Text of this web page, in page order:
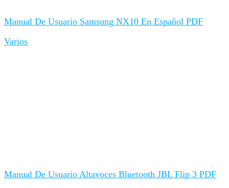
Manual De Usuario Samsung NX10 En Español PDF
Varios
Manual De Usuario Altavoces Bluetooth JBL Flip 3 PDF